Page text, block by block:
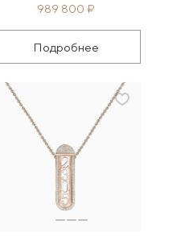
989 800 ₽
Подробнее